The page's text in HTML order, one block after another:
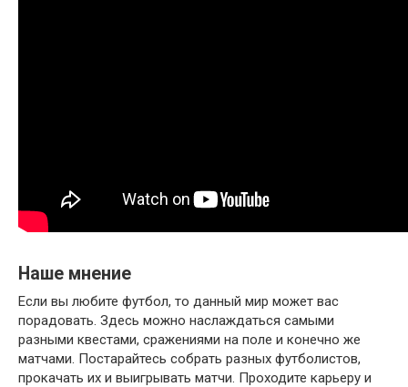
Наше мнение
Если вы любите футбол, то данный мир может вас
порадовать. Здесь можно наслаждаться самыми
разными квестами, сражениями на поле и конечно же
матчами. Постарайтесь собрать разных футболистов,
прокачать их и выигрывать матчи. Проходите карьеру и